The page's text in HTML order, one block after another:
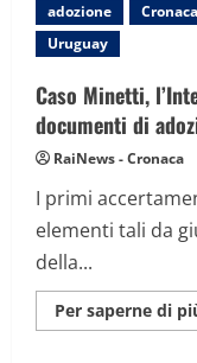
adozione Cronaca
Uruguay
Caso Minetti,
documenti di
RaiNews - Cronaca
I primi
elementi tali da
della...
Per saperne di